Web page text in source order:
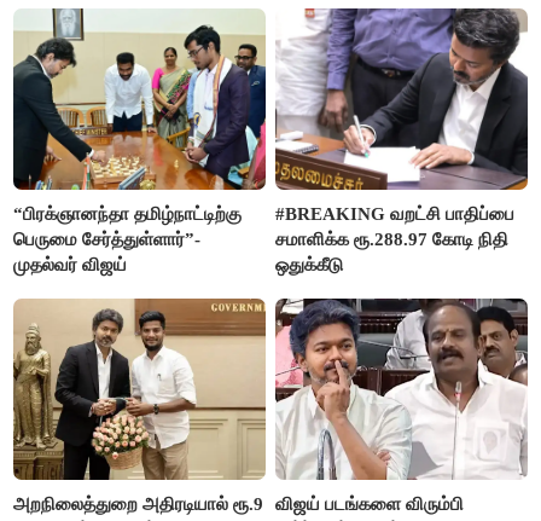
“பிரக்ஞானந்தா தமிழ்நாட்டிற்கு
பெருமை சேர்த்துள்ளார்”-
முதல்வர் விஜய்
#BREAKING வறட்சி பாதிப்பை
சமாளிக்க ரூ.288.97 கோடி நிதி
ஒதுக்கீடு
அறநிலைத்துறை அதிரடியால் ரூ.9
விஜய் படங்களை விரும்பி